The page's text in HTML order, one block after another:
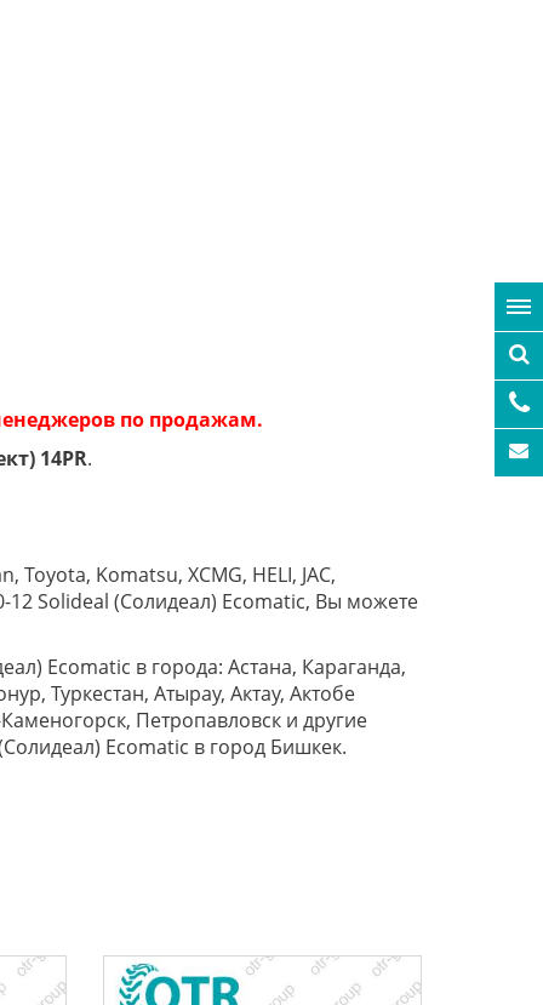
по продажам.
14PR.
Komatsu, XCMG, HELI, JAC,
12 Solideal (Солидеал) Ecomatic, Вы можете
Ecomatic в города: Астана, Караганда,
Туркестан, Атырау, Актау, Актобе
Петропавловск и другие
Ecomatic в город Бишкек.